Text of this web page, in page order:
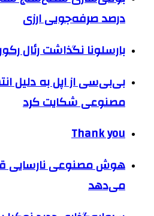
درصد صرفه‌جویی ارزی
بارسلونا نگذاشت رئال
بی‌بی‌سی از اپل به دلیل
مصنوعی شکایت کرد
Thank you
هوش‌ مصنوعی نارسایی
می‌دهد